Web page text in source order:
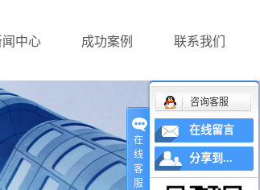
闻中心 成功案例 联系我们
在
线
客
服
咨询客服
在线留言
分享到...